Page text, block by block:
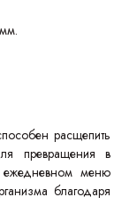
расщепить
превращения в
ежедневном меню
благодаря